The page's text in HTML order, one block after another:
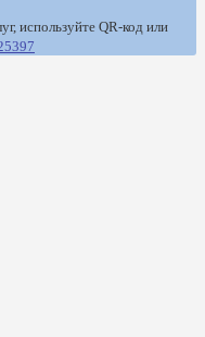
используйте QR-код или